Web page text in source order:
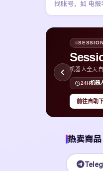
机器人全天
24H机器
前往自助
热卖商品